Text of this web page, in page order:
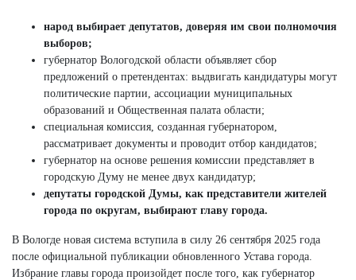
народ выбирает депутатов, доверяя им свои полномочия
выборов;
губернатор Вологодской области объявляет сбор
предложений о претендентах: выдвигать кандидатуры могут
политические партии, ассоциации муниципальных
образований и Общественная палата области;
специальная комиссия, созданная губернатором,
рассматривает документы и проводит отбор кандидатов;
губернатор на основе решения комиссии представляет в
городскую Думу не менее двух кандидатур;
депутаты городской Думы, как представители жителей
города по округам, выбирают главу города.
В Вологде новая система вступила в силу 26 сентября 2025 года
после официальной публикации обновленного Устава города.
Избрание главы города произойдет после того, как губернатор